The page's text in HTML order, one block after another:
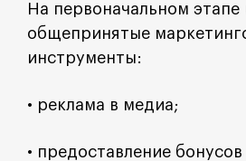
На первоначальном этапе
общепринятые
инструменты:
• реклама в медиа;
• предоставление